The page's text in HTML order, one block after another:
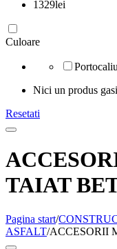
1329lei
Culoare
Portocaliu
Nici un produs
Resetati
TAIAT
Pagina start/
ASFALT/ACCESORII